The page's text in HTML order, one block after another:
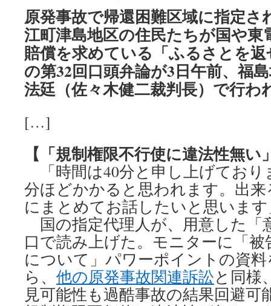
原発事故で帰還困難区域に指定さ
江町津島地区の住民たちが国や東
賠償を求めている「ふるさとを
の第32回口頭弁論が3日午前、福
法廷（佐々木健二裁判長）で行わ
[…]
【「規制権限不行使に違法性無い
「時間は40分と申し上げており
分ほどかかると思われます。出
にまとめてお話したいと思いま
国の指定代理人が、用意した「
口で読み上げた。モニターに「
について」パワーポイントの資
ら、 他の原発事故関連訴訟と同様
見可能性も過酷事故の結果回避可